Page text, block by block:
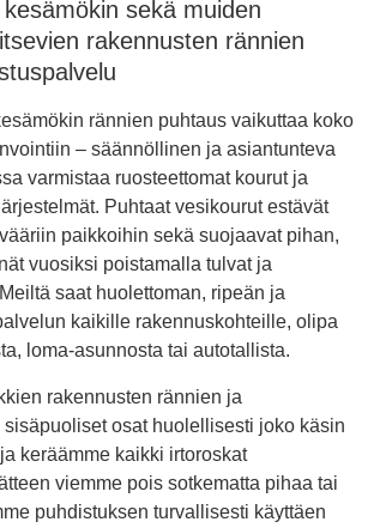
sekä muiden
rakennusten rännien
rännien puhtaus vaikuttaa koko
– säännöllinen ja asiantunteva
varmistaa ruosteettomat kourut ja
Puhtaat vesikourut estävät
paikkoihin sekä suojaavat pihan,
vuosiksi poistamalla tulvat ja
saat huolettoman, ripeän ja
kaikille rakennuskohteille, olipa
loma-asunnosta tai autotallista.
rakennusten rännien ja
osat huolellisesti joko käsin
keräämme kaikki irtoroskat
viemme pois sotkematta pihaa tai
puhdistuksen turvallisesti käyttäen